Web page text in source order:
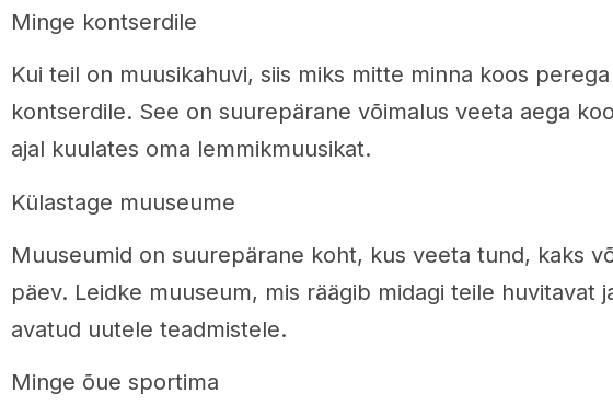
Minge kontserdile
Kui teil on muusikahuvi, siis miks mitte minna koos perega
kontserdile. See on suurepärane võimalus veeta aega
ajal kuulates oma lemmikmuusikat.
Külastage muuseume
Muuseumid on suurepärane koht, kus veeta tund, kaks
päev. Leidke muuseum, mis räägib midagi teile huvitavat
avatud uutele teadmistele.
Minge õue sportima